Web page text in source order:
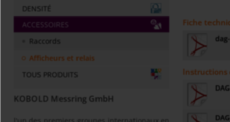
DENSITÉ
ACCESSOIRES
Raccords
Afficheurs et relais
TOUS PRODUITS
KOBOLD Messring GmbH
Fiche